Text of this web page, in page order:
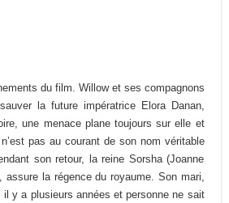
du film. Willow et ses compagnons
la future impératrice Elora Danan,
une menace plane toujours sur elle et
pas au courant de son nom véritable
son retour, la reine Sorsha (Joanne
la régence du royaume. Son mari,
y a plusieurs années et personne ne sait